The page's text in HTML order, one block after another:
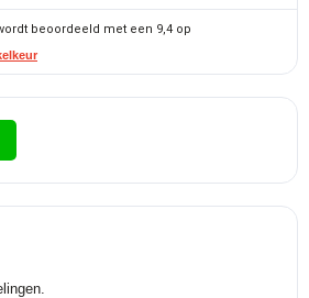
beoordeeld met een 9,4 op